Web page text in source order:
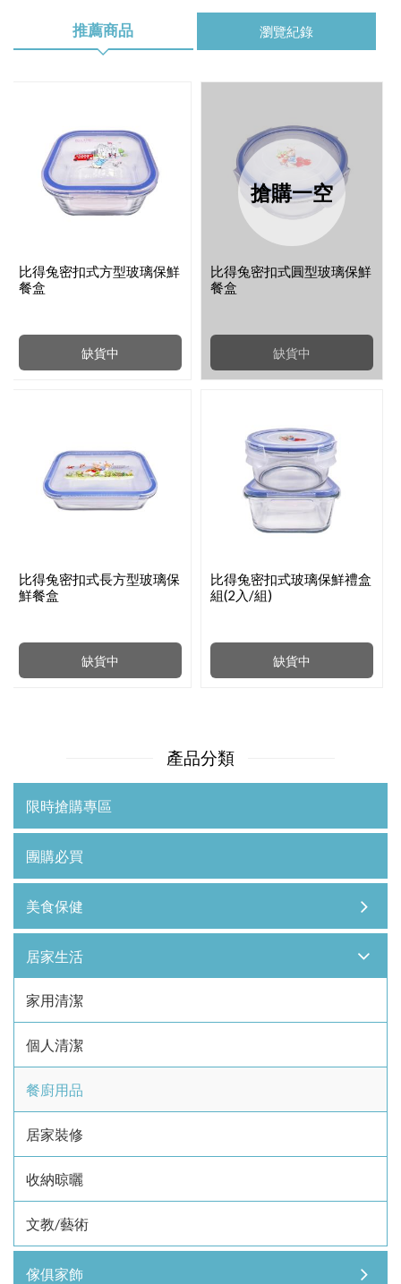
推薦商品 瀏覽紀錄
缺貨中
比得兔密扣式方型玻璃保鮮
餐盒
搶購一空
缺貨中
比得兔密扣式圓型玻璃保鮮
餐盒
缺貨中
比得兔密扣式長方型玻璃保
鮮餐盒
缺貨中
比得兔密扣式玻璃保鮮禮盒
組(2入/組)
產品分類
限時搶購專區
團購必買
美食保健
居家生活
家用清潔
個人清潔
餐廚用品
居家裝修
收納晾曬
文教/藝術
傢俱家飾